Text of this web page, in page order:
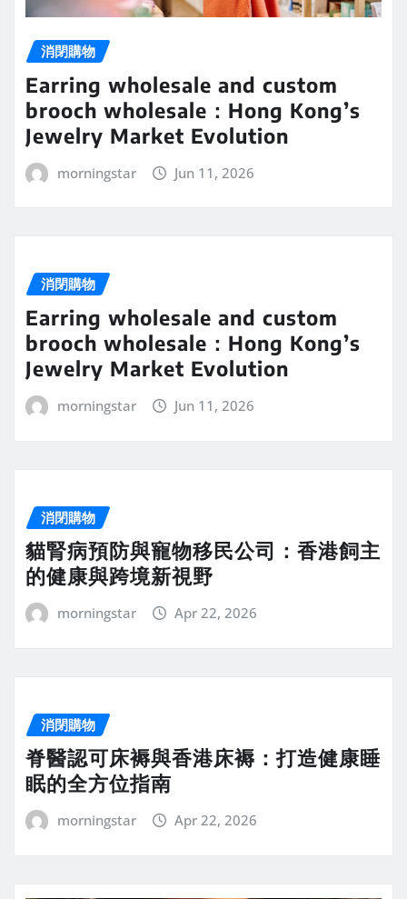
消閉購物
Earring wholesale and custom
brooch wholesale：Hong Kong’s
Jewelry Market Evolution
morningstar Jun 11, 2026
消閉購物
Earring wholesale and custom
brooch wholesale：Hong Kong’s
Jewelry Market Evolution
morningstar Jun 11, 2026
消閉購物
貓腎病預防與寵物移民公司：香港飼主
的健康與跨境新視野
morningstar Apr 22, 2026
消閉購物
脊醫認可床褥與香港床褥：打造健康睡
眠的全方位指南
morningstar Apr 22, 2026